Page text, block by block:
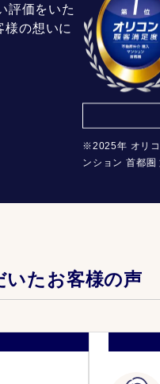
評価をいた
様の想いに
※2025年 オリ
ンション 首都圏
いたお客様の声